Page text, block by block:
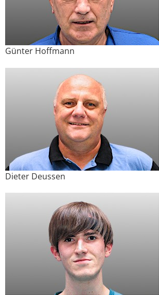
Günter Hoffmann
Dieter Deussen